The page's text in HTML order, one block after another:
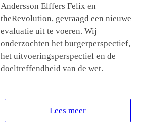
Andersson Elffers Felix en
theRevolution, gevraagd een nieuwe
evaluatie uit te voeren. Wij
onderzochten het burgerperspectief,
het uitvoeringsperspectief en de
doeltreffendheid van de wet.
Lees meer